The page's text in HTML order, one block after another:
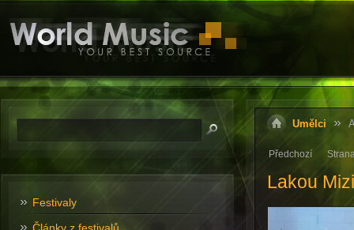
Umělci
Předchozí
Lakou
Festivaly